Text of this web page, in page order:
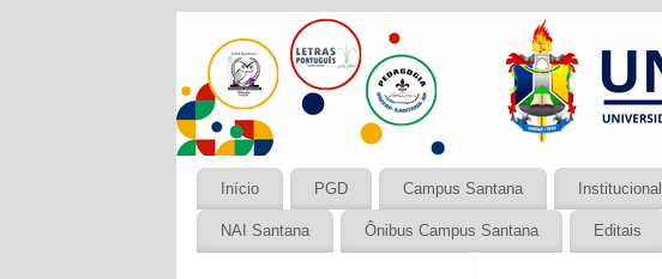
Início PGD Campus Santana Institucional
NAI Santana Ônibus Campus Santana Editais